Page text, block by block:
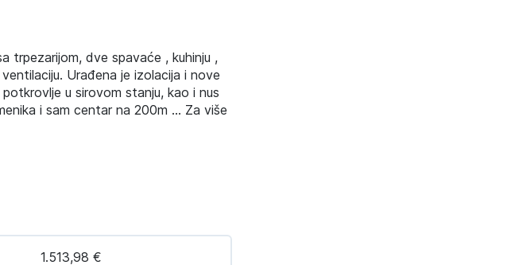
trpezarijom, dve spavaće , kuhinju ,
Urađena je izolacija i nove
u sirovom stanju, kao i nus
i sam centar na 200m ... Za više
1.513,98 €